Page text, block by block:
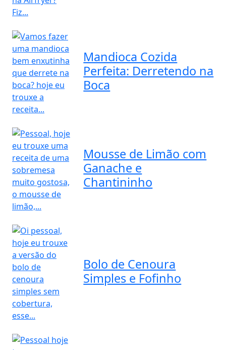
Mandioca Cozida
Perfeita: Derretendo na
Boca
Mousse de Limão com
Ganache e
Chantininho
Bolo de Cenoura
Simples e Fofinho